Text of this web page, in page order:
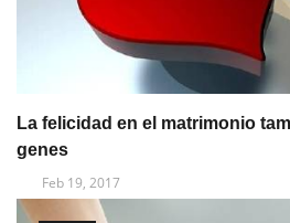
La felicidad en el matrimonio
genes
Feb 19, 2017